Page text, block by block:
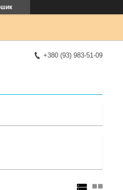
+380 (93) 983-51-09